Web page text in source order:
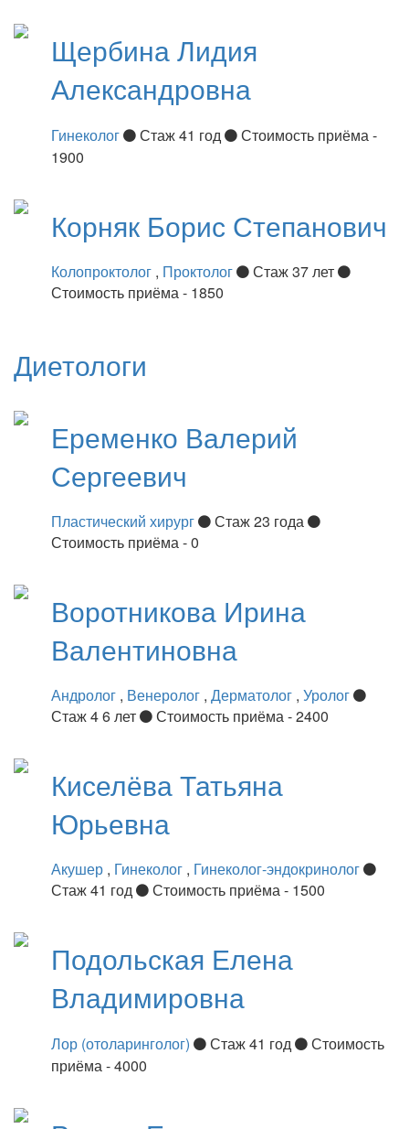
ЩербинаЛидия
Александровна
Гинеколог Стаж 41 год
Стоимость приёма -
1900
Корняк Борис Степанович
Колопроктолог , Проктолог
Стаж 37 лет
Стоимость приёма - 1850
Диетологи
Еременко Валерий
Сергеевич
Пластический хирург
Стаж 23 года
Стоимость приёма - 0
Воротникова Ирина
Валентиновна
Андролог , Венеролог , Дерматолог , Уролог
Стаж 4 6 лет
Стоимость приёма - 2400
КиселёваТатьяна
Юрьевна
Акушер , Гинеколог , Гинеколог-эндокринолог
Стаж 41 год
Стоимость приёма - 1500
Подольская Елена
Владимировна
Лор (отоларинголог) Стаж 41 год
Стоимость
приёма - 4000